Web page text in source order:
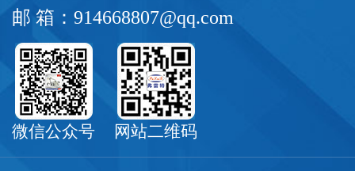
邮 箱：914668807@qq.com
微信公众号 网站二维码